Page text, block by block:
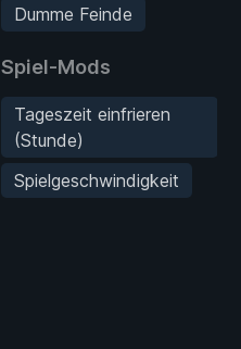
Dumme Feinde
Spiel-Mods
Tageszeit einfrieren
(Stunde)
Spielgeschwindigkeit